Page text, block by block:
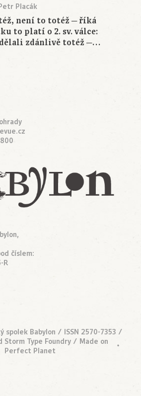
Placák
není to totéž ─ říká
to platí o 2. sv. válce:
zdánlivě totéž ─…
číslem:
R
Babylon / ISSN 2570-7353 /
Storm Type Foundry / Made on
Perfect Planet